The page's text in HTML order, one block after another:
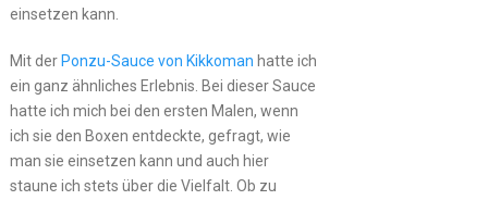
einsetzen kann.
Mit derPonzu-Sauce von Kikkoman hatte ich
ein ganz ähnliches Erlebnis. Bei dieser Sauce
hatte ich mich bei den ersten Malen, wenn
ich sie den Boxen entdeckte, gefragt, wie
man sie einsetzen kann und auch hier
staune ich stets über die Vielfalt. Ob zu